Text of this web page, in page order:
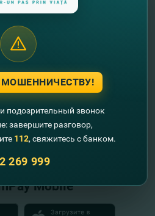
S.A. является членом
депозитов
Mobile
подозрительный звонок
завершите разговор,
112, свяжитесь с банком.
269 999